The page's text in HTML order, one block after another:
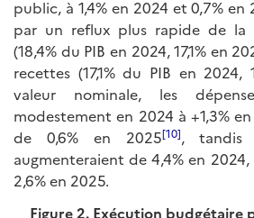
public, à 1,4% en 2024 et 0,7% en
par un reflux plus rapide de la
(18,4% du PIB en 2024, 17,1% en
recettes (17,1% du PIB en 2024,
valeur nominale, les
modestement en 2024 à +1,3%
de 0,6% en 2025[10], tandis
augmenteraient de 4,4% en
2,6% en 2025.
Figure 2. Exécution budgétaire